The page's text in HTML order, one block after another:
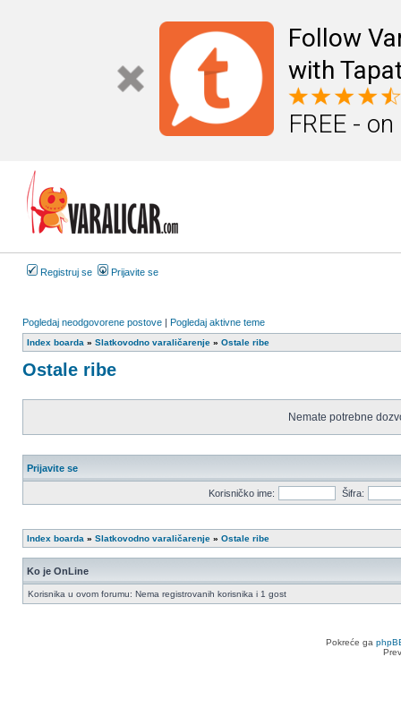
Follow
with
FREE -
Registruj se Prijavite se
Pogledaj neodgovorene postove | Pogledaj aktivne teme
Index boarda » Slatkovodno varaličarenje » Ostale ribe
Ostale ribe
Nemate potrebne
Prijavite se
Korisničko ime: Šifra:
Index boarda » Slatkovodno varaličarenje » Ostale ribe
Ko je OnLine
Korisnika u ovom forumu: Nema registrovanih korisnika i 1 gost
Pokreće ga